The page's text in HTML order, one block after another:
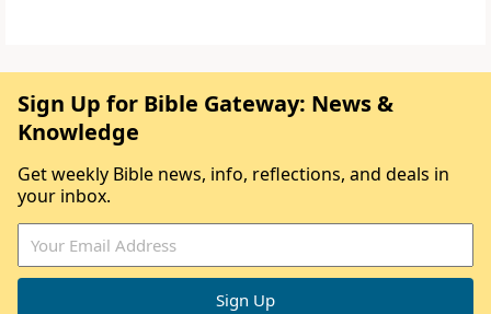
Sign Up for Bible Gateway: News &
Knowledge
Get weekly Bible news, info, reflections, and deals in
your inbox.